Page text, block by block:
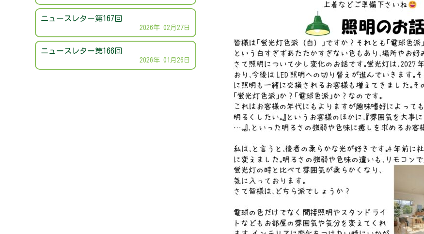
ニュースレター第167回
2026年 02月27日
ニュースレター第166回
2026年 01月26日